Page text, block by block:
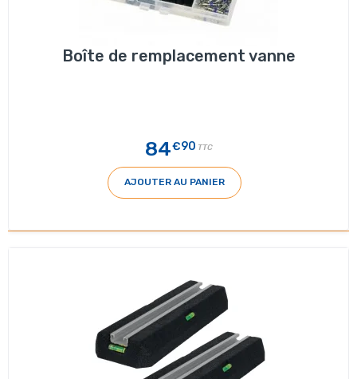
Boîte de remplacement vanne
84€90 TTC
AJOUTER AU PANIER